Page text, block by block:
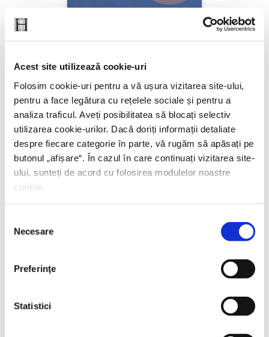
Acest site utilizează cookie-uri
Folosim cookie-uri pentru a vă ușura vizitarea site-ului,
pentru a face legătura cu rețelele sociale și pentru a
analiza traficul. Aveți posibilitatea să blocați selectiv
utilizarea cookie-urilor. Dacă doriți informații detaliate
despre fiecare categorie în parte, vă rugăm să apăsați pe
butonul „ afișare“. În cazul în care continuați vizitarea site-
ului, sunteți de acord cu folosirea modulelor noastre
cookie.
consimțământului
Necesare
Preferinţe
Statistici
Yiyun Li,Câmp de luptă blând
PREȚ 42.00 RON